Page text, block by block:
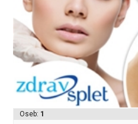
Oseb: 1